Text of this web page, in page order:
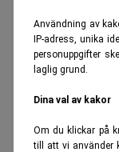
Användning av
IP-adress, unika
personuppgifter
laglig grund.
Dina val av kakor
Om du klickar på
till att vi använder